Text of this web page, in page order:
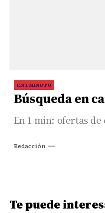
EN 1 MINUTO
Búsqueda en
En 1 min: ofertas
Redacción
Te puede